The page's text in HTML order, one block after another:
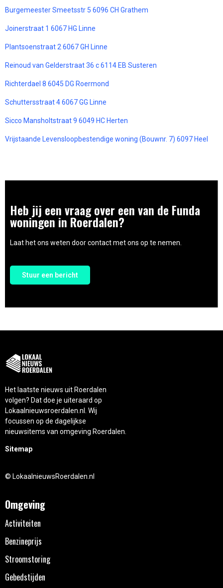
Burgemeester Smeetsstr 5 6096 CH Grathem
Joinerstraat 1 6067 HG Linne
Plantsoenstraat 2 6067 GH Linne
Reinoud van Gelderstraat 36 c 6114 EB Susteren
Richterdael 8 6045 DG Roermond
Schuttersstraat 4 6067 GG Linne
Sicco Mansholtstraat 9 6049 HC Herten
Vrijstaande Levensloopbestendige woning (Bouwnr. 7) 6097 Heel
Heb jij een vraag over een van de Funda
woningen in Roerdalen?
Laat het ons weten door contact met ons op te nemen.
Stuur een bericht
Het laatste nieuws uit Roerdalen
volgen? Dat doe je uiteraard op
Lokaalnieuwsroerdalen.nl. Wij
focussen op de dagelijkse
nieuwsitems van omgeving Roerdalen.
Sitemap
© LokaalnieuwsRoerdalen.nl
Omgeving
Activiteiten
Benzineprijs
Stroomstoring
Gebedstijden